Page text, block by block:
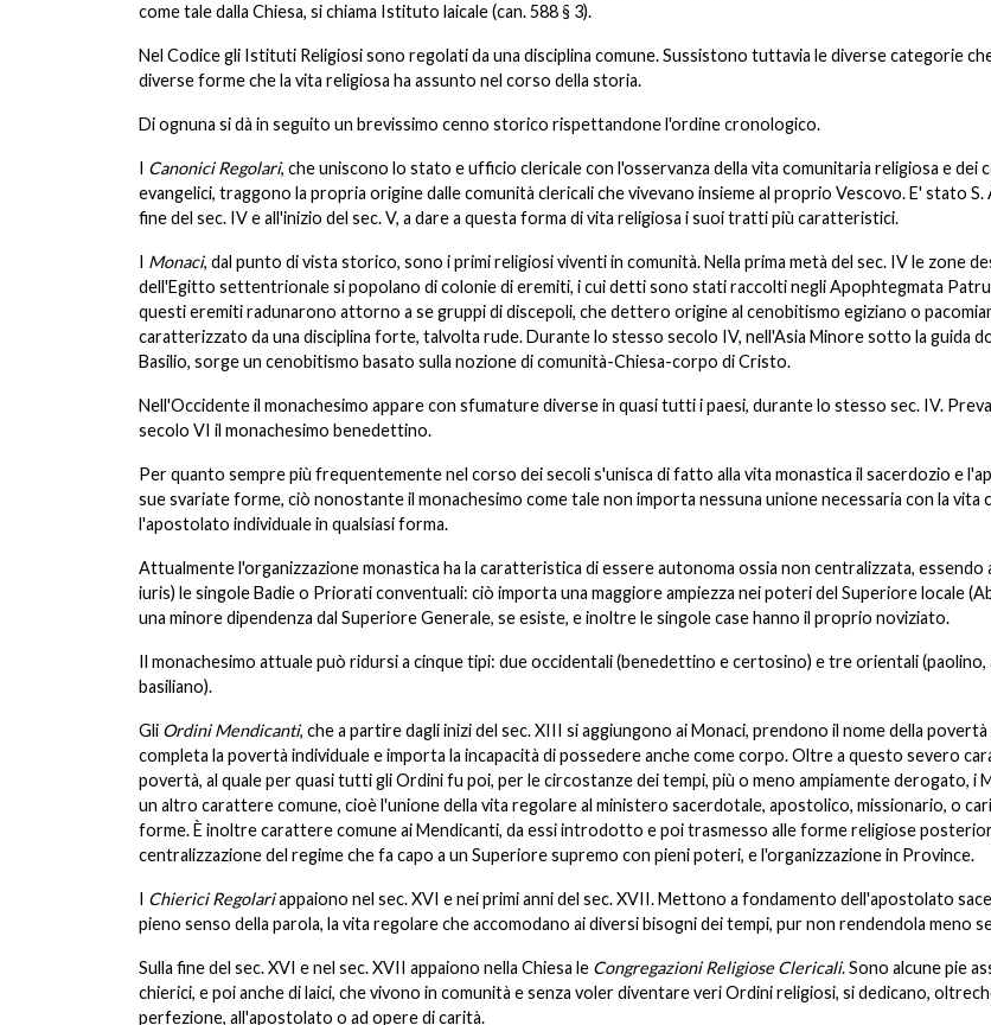
come tale dalla Chiesa, si chiama Istituto laicale (can. 588 § 3).
Nel Codice gli Istituti Religiosi sono regolati da una disciplina comune. Sussistono tuttavia le diverse categorie
diverse forme che la vita religiosa ha assunto nel corso della storia.
Di ognuna si dà in seguito un brevissimo cenno storico rispettandone l'ordine cronologico.
I Canonici Regolari, che uniscono lo stato e ufficio clericale con l'osservanza della vita comunitaria religiosa e dei
evangelici, traggono la propria origine dalle comunità clericali che vivevano insieme al proprio Vescovo. E' stato S.
fine del sec. IV e all'inizio del sec. V, a dare a questa forma di vita religiosa i suoi tratti più caratteristici.
I Monaci, dal punto di vista storico, sono i primi religiosi viventi in comunità. Nella prima metà del sec. IV le zone
dell'Egitto settentrionale si popolano di colonie di eremiti, i cui detti sono stati raccolti negli Apophtegmata
questi eremiti radunarono attorno a se gruppi di discepoli, che dettero origine al cenobitismo egiziano o
caratterizzato da una disciplina forte, talvolta rude. Durante lo stesso secolo IV, nell'Asia Minore sotto la guida
Basilio, sorge un cenobitismo basato sulla nozione di comunità-Chiesa-corpo di Cristo.
Nell'Occidente il monachesimo appare con sfumature diverse in quasi tutti i paesi, durante lo stesso sec. IV.
secolo VI il monachesimo benedettino.
Per quanto sempre più frequentemente nel corso dei secoli s'unisca di fatto alla vita monastica il sacerdozio e
sue svariate forme, ciò nonostante il monachesimo come tale non importa nessuna unione necessaria con la vita
l'apostolato individuale in qualsiasi forma.
Attualmente l'organizzazione monastica ha la caratteristica di essere autonoma ossia non centralizzata, essendo
iuris) le singole Badie o Priorati conventuali: ciò importa una maggiore ampiezza nei poteri del Superiore locale
una minore dipendenza dal Superiore Generale, se esiste, e inoltre le singole case hanno il proprio noviziato.
Il monachesimo attuale può ridursi a cinque tipi: due occidentali (benedettino e certosino) e tre orientali
basiliano).
Gli Ordini Mendicanti, che a partire dagli inizi del sec. XIII si aggiungono ai Monaci, prendono il nome della
completa la povertà individuale e importa la incapacità di possedere anche come corpo. Oltre a questo severo
povertà, al quale per quasi tutti gli Ordini fu poi, per le circostanze dei tempi, più o meno ampiamente derogato, i
un altro carattere comune, cioè l'unione della vita regolare al ministero sacerdotale, apostolico, missionario, o
forme. È inoltre carattere comune ai Mendicanti, da essi introdotto e poi trasmesso alle forme religiose
centralizzazione del regime che fa capo a un Superiore supremo con pieni poteri, e l'organizzazione in Province.
I Chierici Regolariappaiono nel sec. XVI e nei primi anni del sec. XVII. Mettono a fondamento dell'apostolato
pieno senso della parola, la vita regolare che accomodano ai diversi bisogni dei tempi, pur non rendendola meno
Sulla fine del sec. XVI e nel sec. XVII appaiono nella Chiesa le Congregazioni Religiose Clericali. Sono alcune pie
chierici, e poi anche di laici, che vivono in comunità e senza voler diventare veri Ordini religiosi, si dedicano,
perfezione, all'apostolato o ad opere di carità.